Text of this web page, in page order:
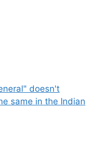
doesn't
same in the Indian